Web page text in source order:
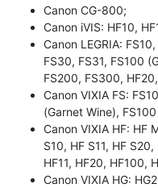
Canon CG-800;
Canon iVIS: HF10,
Canon LEGRIA:
FS30, FS31, FS100
FS200, FS300,
Canon VIXIA FS:
(Garnet Wine),
Canon VIXIA HF: HF
S10, HF S11, HF
HF11, HF20, HF100,
Canon VIXIA HG: